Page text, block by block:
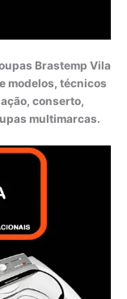
Brastemp Vila
modelos, técnicos
conserto,
multimarcas.